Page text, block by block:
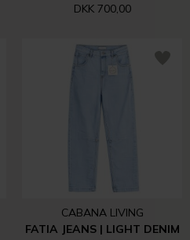
DKK 700,00
CABANA LIVING
FATIA JEANS | LIGHT DENIM